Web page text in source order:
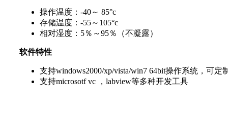
操作温度：-40～ 85°c
存储温度：-55～105°c
相对湿度：5％～95％（不凝露）
软件特性
支持windows2000/xp/vista/win7 64bit操作系统，可定
支持microsotf vc ，labview等多种开发工具